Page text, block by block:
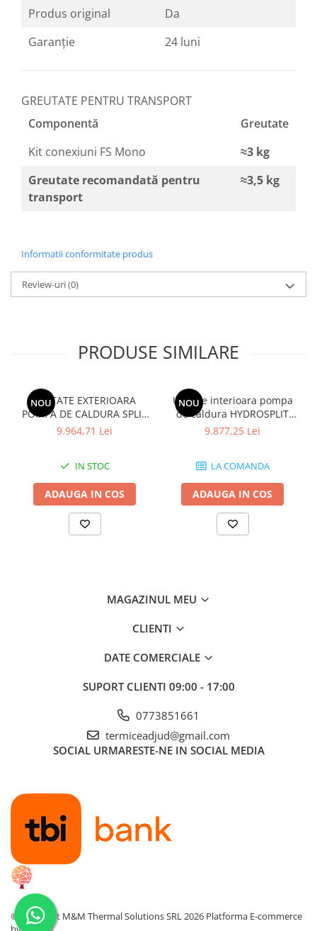
Produs original
Da
Garanție
24 luni
GREUTATE PENTRU TRANSPORT
Componentă
Greutate
Kit conexiuni FS Mono
≈3 kg
Greutate recomandată pentru
transport
≈3,5 kg
Informatii conformitate produs
Review-uri(0)
PRODUSE SIMILARE
NOU
UNITATE EXTERIOARA
POMPA DE CALDURA SPLIT
IWT HYDRO BOX R32
9.964,71 Lei
IN STOC
ADAUGA IN COS
NOU
Unitate interioara pompa
de caldura HYDROSPLIT
HYDRO BOX R32 TRIFAZIC
9.877,25 Lei
LA COMANDA
ADAUGA IN COS
MAGAZINUL MEU
CLIENTI
DATE COMERCIALE
SUPORT CLIENTI 09:00 - 17:00
0773851661
termiceadjud@gmail.com
SOCIAL URMARESTE-NE IN SOCIAL MEDIA
©Copyright M&M Thermal Solutions SRL 2026 Platforma E-commerce